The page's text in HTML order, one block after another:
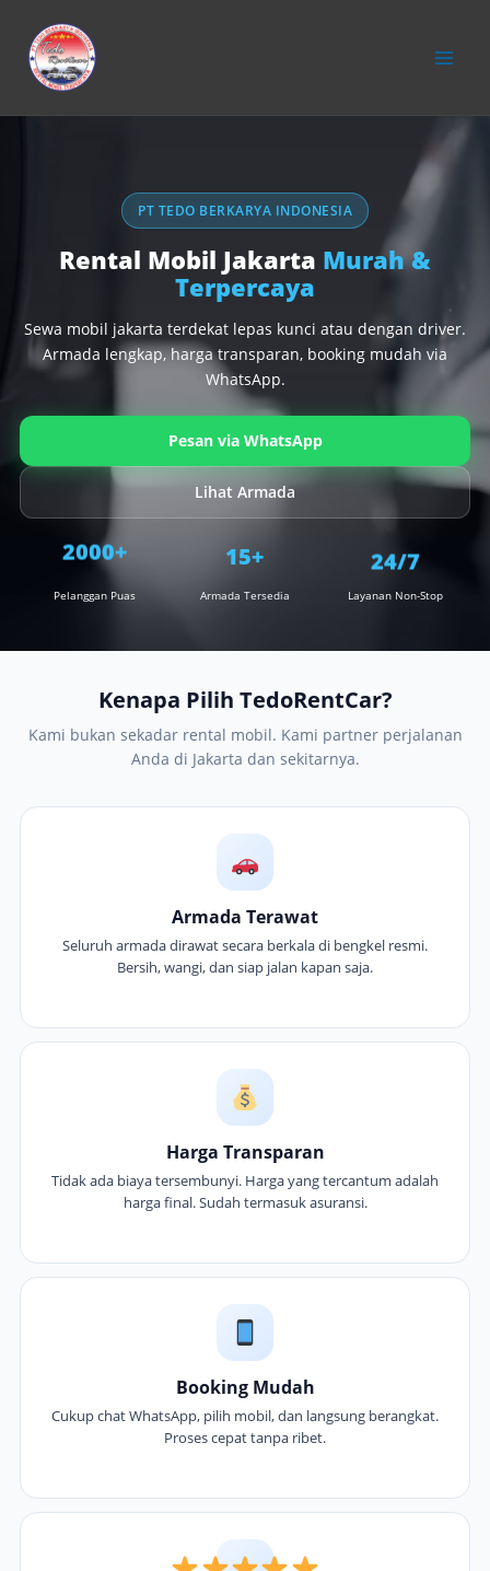
konten
PT TEDO BERKARYA INDONESIA
Rental Mobil Jakarta Murah &
Terpercaya
Sewa mobil jakarta terdekat lepas kunci atau dengan driver.
Armada lengkap, harga transparan, booking mudah via
WhatsApp.
Pesan via WhatsApp
Lihat Armada
2000+
Pelanggan Puas
15+
Armada Tersedia
24/7
Layanan Non-Stop
Kenapa Pilih TedoRentCar?
Kami bukan sekadar rental mobil. Kami partner perjalanan
Anda di Jakarta dan sekitarnya.
Armada Terawat
Seluruh armada dirawat secara berkala di bengkel resmi.
Bersih, wangi, dan siap jalan kapan saja.
Harga Transparan
Tidak ada biaya tersembunyi. Harga yang tercantum adalah
harga final. Sudah termasuk asuransi.
Booking Mudah
Cukup chat WhatsApp, pilih mobil, dan langsung berangkat.
Proses cepat tanpa ribet.